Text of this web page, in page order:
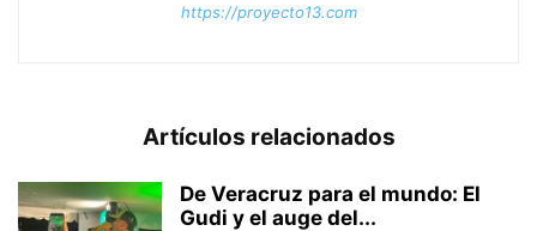
https://proyecto13.com
Artículos relacionados
De Veracruz para el mundo: El
Gudi y el auge del...